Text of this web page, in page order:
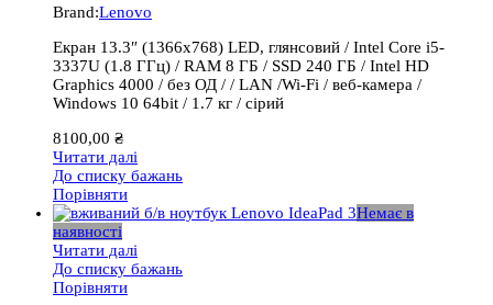
Brand:Lenovo
Екран 13.3″ (1366х768) LED, глянсовий / Intel Core i5-
3337U (1.8 ГГц) / RAM 8 ГБ / SSD 240 ГБ / Intel HD
Graphics 4000 / без ОД / / LAN /Wi-Fi / веб-камера /
Windows 10 64bit / 1.7 кг / сірий
8100,00 ₴
Читати далі
До списку бажань
Порівняти
Немає в
наявності
Читати далі
До списку бажань
Порівняти